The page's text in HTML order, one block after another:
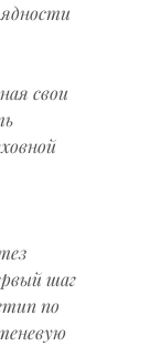
свои
шаг
по